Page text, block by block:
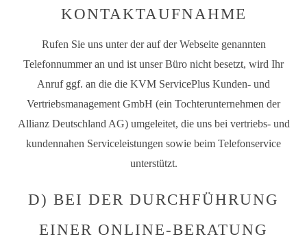
KONTAKTAUFNAHME
Rufen Sie uns unter der auf der Webseite genannten
Telefonnummer an und ist unser Büro nicht besetzt, wird Ihr
Anruf ggf. an die die KVM ServicePlus Kunden- und
Vertriebsmanagement GmbH (ein Tochterunternehmen der
Allianz Deutschland AG) umgeleitet, die uns bei vertriebs- und
kundennahen Serviceleistungen sowie beim Telefonservice
unterstützt.
D) BEI DER DURCHFÜHRUNG
EINER ONLINE-BERATUNG